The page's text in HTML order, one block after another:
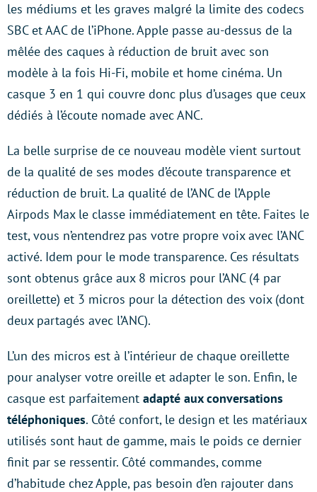
les médiums et les graves malgré la limite des codecs
SBC et AAC de l’iPhone. Apple passe au-dessus de la
mêlée des caques à réduction de bruit avec son
modèle à la fois Hi-Fi, mobile et home cinéma. Un
casque 3 en 1 qui couvre donc plus d’usages que ceux
dédiés à l’écoute nomade avec ANC.
La belle surprise de ce nouveau modèle vient surtout
de la qualité de ses modes d’écoute transparence et
réduction de bruit. La qualité de l’ANC de l’Apple
Airpods Max le classe immédiatement en tête. Faites le
test, vous n’entendrez pas votre propre voix avec l’ANC
activé. Idem pour le mode transparence. Ces résultats
sont obtenus grâce aux 8 micros pour l’ANC (4 par
oreillette) et 3 micros pour la détection des voix (dont
deux partagés avec l’ANC).
L’un des micros est à l’intérieur de chaque oreillette
pour analyser votre oreille et adapter le son. Enfin, le
casque est parfaitement adapté aux conversations
téléphoniques. Côté confort, le design et les matériaux
utilisés sont haut de gamme, mais le poids ce dernier
finit par se ressentir. Côté commandes, comme
d’habitude chez Apple, pas besoin d’en rajouter dans